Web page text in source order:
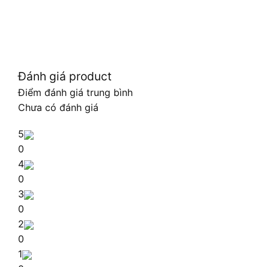
Đánh giá product
Điểm đánh giá trung bình
Chưa có đánh giá
5
0
4
0
3
0
2
0
1